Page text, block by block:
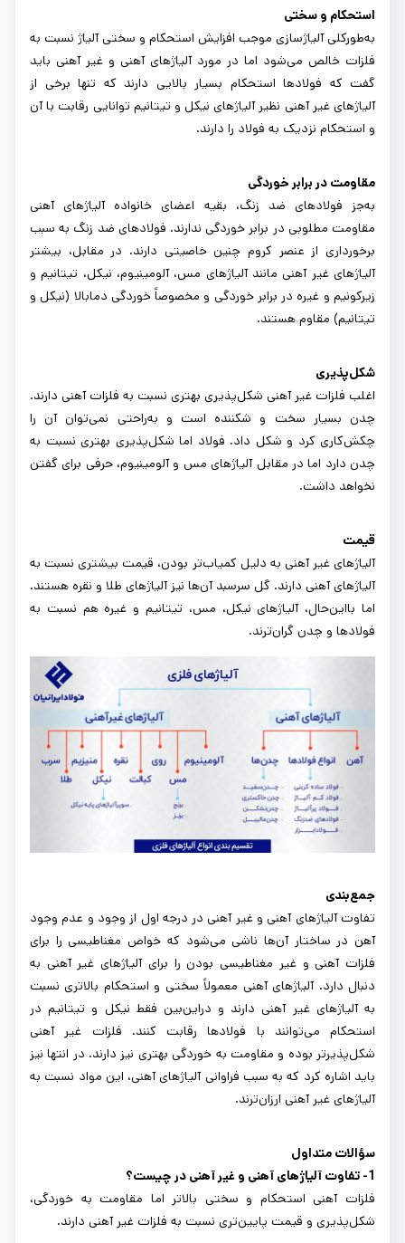
استحکام و سختی
به‌طورکلی آلیاژسازی موجب افزایش استحکام و سختی آلیاژ نسبت به
فلزات خالص می‌شود اما در مورد آلیاژهای آهنی و غیر آهنی باید
گفت که فولادها استحکام بسیار بالایی دارند که تنها برخی از
آلیاژهای غیر آهنی نظیر آلیاژهای نیکل و تیتانیم توانایی رقابت با آن
و استحکام نزدیک به فولاد را دارند.
مقاومت در برابر خوردگی
به‌جز فولادهای ضد زنگ، بقیه اعضای خانواده آلیاژهای آهنی
مقاومت مطلوبی در برابر خوردگی ندارند. فولادهای ضد زنگ به سبب
برخورداری از عنصر کروم چنین خاصیتی دارند. در مقابل، بیشتر
آلیاژهای غیر آهنی مانند آلیاژهای مس، آلومینیوم، نیکل، تیتانیم و
زیرکونیم و غیره در برابر خوردگی و مخصوصاً خوردگی دمابالا (نیکل و
تیتانیم) مقاوم هستند.
شکل‌پذیری
اغلب فلزات غیر آهنی شکل‌پذیری بهتری نسبت به فلزات آهنی دارند.
چدن بسیار سخت و شکننده است و به‌راحتی نمی‌توان آن را
چکش‌کاری کرد و شکل داد. فولاد اما شکل‌پذیری بهتری نسبت به
چدن دارد اما در مقابل آلیاژهای مس و آلومینیوم، حرفی برای گفتن
نخواهد داشت.
قیمت
آلیاژهای غیر آهنی به دلیل کمیاب‌تر بودن، قیمت بیشتری نسبت به
آلیاژهای آهنی دارند. گل سرسبد آن‌ها نیز آلیاژهای طلا و نقره هستند.
اما بااین‌حال، آلیاژهای نیکل، مس، تیتانیم و غیره هم نسبت به
فولادها و چدن گران‌ترند.
جمع‌بندی
تفاوت آلیاژهای آهنی و غیر آهنی در درجه اول از وجود و عدم وجود
آهن در ساختار آن‌ها ناشی می‌شود که خواص مغناطیسی را برای
فلزات آهنی و غیر مغناطیسی بودن را برای آلیاژهای غیر آهنی به
دنبال دارد. آلیاژهای آهنی معمولاً سختی و استحکام بالاتری نسبت
به آلیاژهای غیر آهنی دارند و دراین‌بین فقط نیکل و تیتانیم در
استحکام می‌توانند با فولادها رقابت کنند. فلزات غیر آهنی
شکل‌پذیرتر بوده و مقاومت به خوردگی بهتری نیز دارند. در انتها نیز
باید اشاره کرد که به سبب فراوانی آلیاژهای آهنی، این مواد نسبت به
آلیاژهای غیر آهنی ارزان‌ترند.
سؤالات متداول
1- تفاوت آلیاژهای آهنی و غیر آهنی در چیست؟
فلزات آهنی استحکام و سختی بالاتر اما مقاومت به خوردگی،
شکل‌پذیری و قیمت پایین‌تری نسبت به فلزات غیر آهنی دارند.